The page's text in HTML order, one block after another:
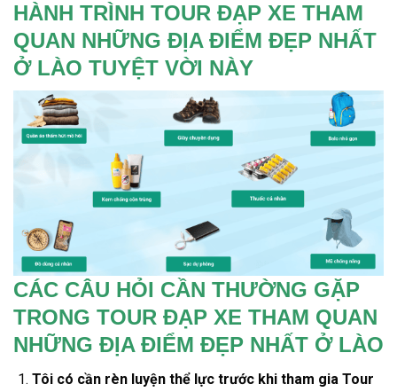
HÀNH TRÌNH TOUR ĐẠP XE THAM
QUAN NHỮNG ĐỊA ĐIỂM ĐẸP NHẤT
Ở LÀO TUYỆT VỜI NÀY
CÁC CÂU HỎI CẦN THƯỜNG GẶP
TRONG TOUR ĐẠP XE THAM QUAN
NHỮNG ĐỊA ĐIỂM ĐẸP NHẤT Ở LÀO
Tôi có cần rèn luyện thể lực trước khi tham gia Tour